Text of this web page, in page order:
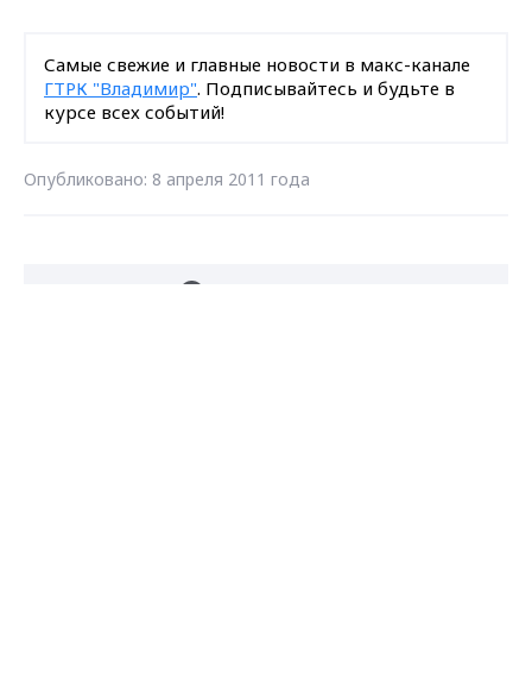
Самые свежие и главные новости в макс-канале
ГТРК "Владимир". Подписывайтесь и будьте в
курсе всех событий!
Опубликовано: 8 апреля 2011 года